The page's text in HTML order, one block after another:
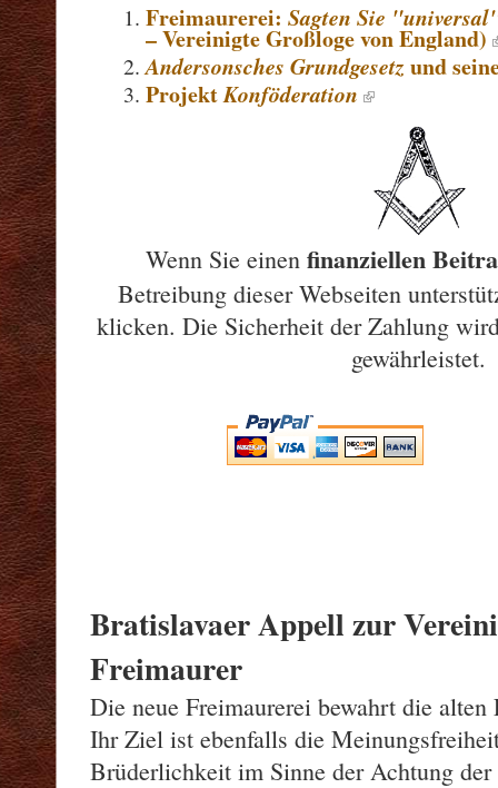
Freimaurerei: Sagten Sie
– Vereinigte Großloge von England)
Andersonsches Grundgesetzund
ProjektKonföderation
Wenn Sie einen finanziellen
Betreibung dieser Webseiten
klicken. Die Sicherheit der Zahlung
gewährleistet.
Bratislavaer Appell zur
Freimaurer
Die neue Freimaurerei bewahrt die
Ihr Ziel ist ebenfalls die
Brüderlichkeit im Sinne der Achtung